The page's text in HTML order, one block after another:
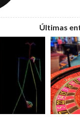
Últimas